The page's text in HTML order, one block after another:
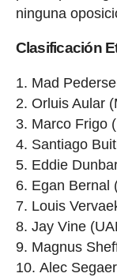
ninguna
Clasificación
Mad
Orluis Aular
Marco Frigo
Santiago
Eddie
Egan Bernal
Louis
Jay Vine
Magnus
Alec